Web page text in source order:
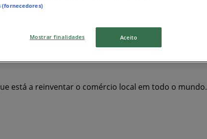
Recheio MEO Millennium Bcp
Mercadona Seaside Maxmat Nos
Marypaz
está a reinventar o comércio local em todo o mundo.
(fornecedores)
Mostrar finalidades Aceito